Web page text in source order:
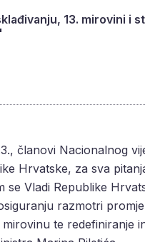
13. mirovini i
članovi Nacionalnog
Hrvatske, za sva
se Vladi Republike
razmotri
te redefiniranje